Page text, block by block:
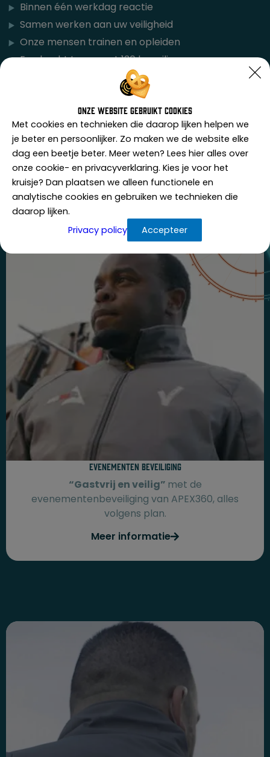
Evenementen beveiliging​
“Gastvrij en veilig” met de
evenementenbeveiliging van APEX360, alles
volgens plan.
Meer informatie
Binnen één werkdag reactie
Samen werken aan uw veiligheid
Onze mensen trainen en opleiden
Een hecht team met 130 beveiligers
Transparant van risicoanalyse tot factuur
De juiste beveiliger op de juiste plaats
Alle diensten
Onze website gebruikt cookies
Met cookies en technieken die daarop lijken helpen we
je beter en persoonlijker. Zo maken we de website elke
dag een beetje beter. Meer weten? Lees hier alles over
onze cookie- en privacyverklaring. Kies je voor het
kruisje? Dan plaatsen we alleen functionele en
analytische cookies en gebruiken we technieken die
daarop lijken.
Privacy policy
Accepteer